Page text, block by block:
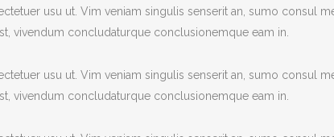
usu ut. Vim veniam singulis senserit an, sumo consul
vivendum concludaturque conclusionemque eam in.
usu ut. Vim veniam singulis senserit an, sumo consul
vivendum concludaturque conclusionemque eam in.